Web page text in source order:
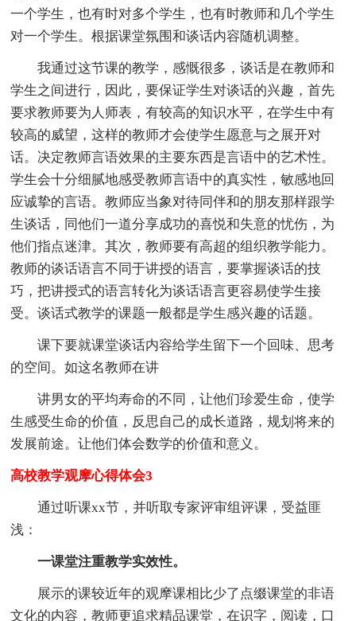
一个学生，也有时对多个学生，也有时教师和几个学生
对一个学生。根据课堂氛围和谈话内容随机调整。
我通过这节课的教学，感慨很多，谈话是在教师和
学生之间进行，因此，要保证学生对谈话的兴趣，首先
要求教师要为人师表，有较高的知识水平，在学生中有
较高的威望，这样的教师才会使学生愿意与之展开对
话。决定教师言语效果的主要东西是言语中的艺术性。
学生会十分细腻地感受教师言语中的真实性，敏感地回
应诚挚的言语。教师应当象对待同伴和的朋友那样跟学
生谈话，同他们一道分享成功的喜悦和失意的忧伤，为
他们指点迷津。其次，教师要有高超的组织教学能力。
教师的谈话语言不同于讲授的语言，要掌握谈话的技
巧，把讲授式的语言转化为谈话语言更容易使学生接
受。谈话式教学的课题一般都是学生感兴趣的话题。
课下要就课堂谈话内容给学生留下一个回味、思考
的空间。如这名教师在讲
讲男女的平均寿命的不同，让他们珍爱生命，使学
生感受生命的价值，反思自己的成长道路，规划将来的
发展前途。让他们体会数学的价值和意义。
高校教学观摩心得体会3
通过听课xx节，并听取专家评审组评课，受益匪
浅：
一课堂注重教学实效性。
展示的课较近年的观摩课相比少了点缀课堂的非语
文化的内容，教师更追求精品课堂，在识字，阅读，口